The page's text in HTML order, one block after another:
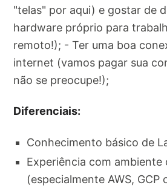
"telas" por aqui) e gostar de
hardware próprio para
remoto!); - Ter uma boa
internet (vamos pagar sua
não se preocupe!);
Diferenciais:
Conhecimento básico de
Experiência com ambiente
(especialmente AWS, GCP